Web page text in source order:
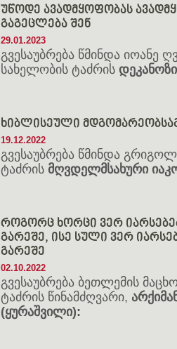
უწოდე ავადმყოფობას
გაგეცლება შენ
29.01.2023
გვესაუბრება წმინდა იოანე
სახელობის ტაძრის
ხიბლისეული
19.12.2022
გვესაუბრება წმინდა
ტაძრის მღვდელმსახური
როგორც ხორცი ვერ
გარეშე, ისე სული ვერ
გარეშე
02.10.2022
გვესაუბრება ბეთლემის
ტაძრის წინამძღვარი,
(ყურაშვილი):